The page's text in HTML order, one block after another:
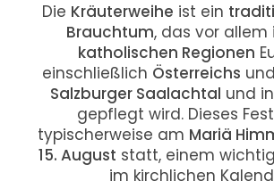
Die Kräuterweihe ist ein
Brauchtum, das vor allem
katholischen Regionen
einschließlich Österreichs
Salzburger Saalachtal und in
gepflegt wird. Dieses
typischerweise am Mariä
15. August statt, einem
im kirchlichen